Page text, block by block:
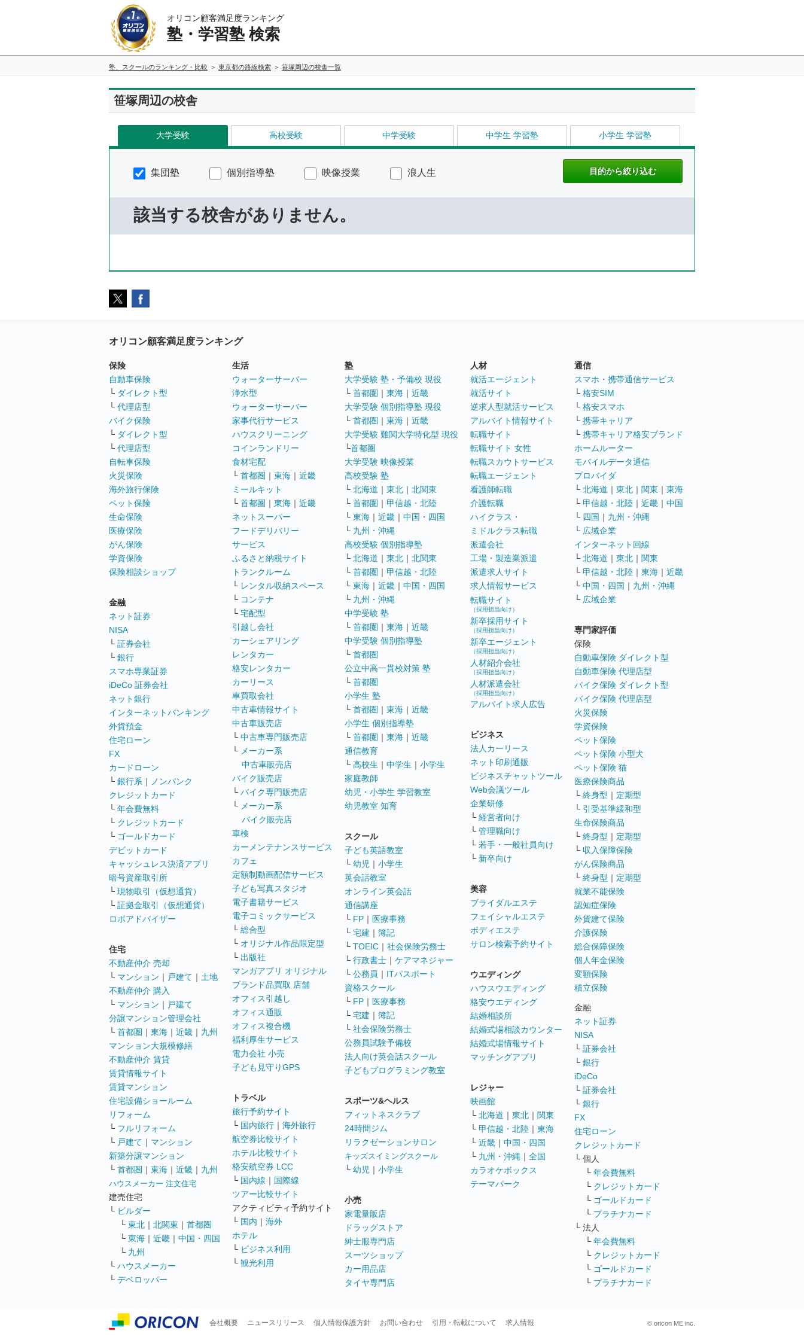
オリコン顧客満足度ランキング
塾・学習塾 検索
塾、スクールのランキング・比較 東京都の路線検索 笹塚周辺の校舎一覧
笹塚周辺の校舎
大学受験 高校受験 中学受験 中学生 学習塾 小学生 学習塾
集団塾 個別指導塾 映像授業 浪人生
該当する校舎がありません。
オリコン顧客満足度ランキング
保険
自動車保険
└ ダイレクト型
└ 代理店型
バイク保険
└ ダイレクト型
└ 代理店型
自転車保険
火災保険
海外旅行保険
ペット保険
生命保険
医療保険
がん保険
学資保険
保険相談ショップ
金融
ネット証券
NISA
└ 証券会社
└ 銀行
スマホ専業証券
iDeCo 証券会社
ネット銀行
インターネットバンキング
外貨預金
住宅ローン
FX
カードローン
└ 銀行系 ｜
ノンバンク
クレジットカード
└ 年会費無料
└ クレジットカード
└ ゴールドカード
デビットカード
キャッシュレス決済アプリ
暗号資産取引所
└ 現物取引（仮想通貨）
└ 証拠金取引（仮想通貨）
ロボアドバイザー
住宅
不動産仲介 売却
└ マンション ｜ 戸建て ｜ 土地
不動産仲介 購入
└ マンション ｜ 戸建て
分譲マンション管理会社
└ 首都圏 ｜ 東海 ｜ 近畿 ｜ 九州
マンション大規模修繕
不動産仲介 賃貸
賃貸情報サイト
賃貸マンション
住宅設備ショールーム
リフォーム
└ フルリフォーム
└ 戸建て ｜ マンション
新築分譲マンション
└ 首都圏 ｜ 東海 ｜ 近畿 ｜ 九州
ハウスメーカー 注文住宅
建売住宅
└ ビルダー
└ 東北 ｜ 北関東 ｜ 首都圏
└ 東海 ｜ 近畿 ｜ 中国・四国
└ 九州
└ ハウスメーカー
└ デベロッパー
生活
ウォーターサーバー
浄水型
ウォーターサーバー
家事代行サービス
ハウスクリーニング
コインランドリー
食材宅配
└ 首都圏 ｜ 東海 ｜ 近畿
ミールキット
└ 首都圏 ｜ 東海 ｜ 近畿
ネットスーパー
フードデリバリー
サービス
ふるさと納税サイト
トランクルーム
└ レンタル収納スペース
└ コンテナ
└ 宅配型
引越し会社
カーシェアリング
レンタカー
格安レンタカー
カーリース
車買取会社
中古車情報サイト
中古車販売店
└ 中古車専門販売店
└ メーカー系
中古車販売店
バイク販売店
└ バイク専門販売店
└ メーカー系
バイク販売店
車検
カーメンテナンスサービス
カフェ
定額制動画配信サービス
子ども写真スタジオ
電子書籍サービス
電子コミックサービス
└ 総合型
└ オリジナル作品限定型
└ 出版社
マンガアプリ オリジナル
ブランド品買取 店舗
オフィス引越し
オフィス通販
オフィス複合機
福利厚生サービス
電力会社 小売
子ども見守りGPS
トラベル
旅行予約サイト
└ 国内旅行 ｜ 海外旅行
航空券比較サイト
ホテル比較サイト
格安航空券 LCC
└ 国内線 ｜ 国際線
ツアー比較サイト
アクティビティ予約サイト
└ 国内 ｜ 海外
ホテル
└ ビジネス利用
└ 観光利用
塾
大学受験 塾・予備校 現役
└ 首都圏 ｜ 東海 ｜ 近畿
大学受験 個別指導塾 現役
└ 首都圏 ｜ 東海 ｜ 近畿
大学受験 難関大学特化型 現役
└首都圏
大学受験 映像授業
高校受験 塾
└ 北海道 ｜ 東北 ｜ 北関東
└ 首都圏 ｜ 甲信越・北陸
└ 東海 ｜ 近畿 ｜ 中国・四国
└ 九州・沖縄
高校受験 個別指導塾
└ 北海道 ｜ 東北 ｜ 北関東
└ 首都圏 ｜ 甲信越・北陸
└ 東海 ｜ 近畿 ｜ 中国・四国
└ 九州・沖縄
中学受験 塾
└ 首都圏 ｜ 東海 ｜ 近畿
中学受験 個別指導塾
└ 首都圏
公立中高一貫校対策 塾
└ 首都圏
小学生 塾
└ 首都圏 ｜ 東海 ｜ 近畿
小学生 個別指導塾
└ 首都圏 ｜ 東海 ｜ 近畿
通信教育
└ 高校生 ｜ 中学生 ｜ 小学生
家庭教師
幼児・小学生 学習教室
幼児教室 知育
スクール
子ども英語教室
└ 幼児 ｜ 小学生
英会話教室
オンライン英会話
通信講座
└ FP ｜ 医療事務
└ 宅建 ｜ 簿記
└ TOEIC ｜ 社会保険労務士
└ 行政書士 ｜ ケアマネジャー
└ 公務員 ｜ ITパスポート
資格スクール
└ FP ｜ 医療事務
└ 宅建 ｜ 簿記
└ 社会保険労務士
公務員試験予備校
法人向け英会話スクール
子どもプログラミング教室
スポーツ&ヘルス
フィットネスクラブ
24時間ジム
リラクゼーションサロン
キッズスイミングスクール
└ 幼児 ｜ 小学生
小売
家電量販店
ドラッグストア
紳士服専門店
スーツショップ
カー用品店
タイヤ専門店
人材
就活エージェント
就活サイト
逆求人型就活サービス
アルバイト情報サイト
転職サイト
転職サイト 女性
転職スカウトサービス
転職エージェント
看護師転職
介護転職
ハイクラス・
ミドルクラス転職
派遣会社
工場・製造業派遣
派遣求人サイト
求人情報サービス
転職サイト
（採用担当向け）
新卒採用サイト
（採用担当向け）
新卒エージェント
（採用担当向け）
人材紹介会社
（採用担当向け）
人材派遣会社
（採用担当向け）
アルバイト求人広告
ビジネス
法人カーリース
ネット印刷通販
ビジネスチャットツール
Web会議ツール
企業研修
└ 経営者向け
└ 管理職向け
└ 若手・一般社員向け
└ 新卒向け
美容
ブライダルエステ
フェイシャルエステ
ボディエステ
サロン検索予約サイト
ウエディング
ハウスウエディング
格安ウエディング
結婚相談所
結婚式場相談カウンター
結婚式場情報サイト
マッチングアプリ
レジャー
映画館
└ 北海道 ｜ 東北 ｜ 関東
└ 甲信越・北陸 ｜ 東海
└ 近畿 ｜ 中国・四国
└ 九州・沖縄 ｜ 全国
カラオケボックス
テーマパーク
通信
スマホ・携帯通信サービス
└ 格安SIM
└ 格安スマホ
└ 携帯キャリア
└ 携帯キャリア格安ブランド
ホームルーター
モバイルデータ通信
プロバイダ
└ 北海道 ｜ 東北 ｜ 関東 ｜ 東海
└ 甲信越・北陸 ｜ 近畿 ｜ 中国
└ 四国 ｜ 九州・沖縄
└ 広域企業
インターネット回線
└ 北海道 ｜ 東北 ｜ 関東
└ 甲信越・北陸 ｜ 東海 ｜ 近畿
└ 中国・四国 ｜ 九州・沖縄
└ 広域企業
専門家評価
保険
自動車保険 ダイレクト型
自動車保険 代理店型
バイク保険 ダイレクト型
バイク保険 代理店型
火災保険
学資保険
ペット保険
ペット保険 小型犬
ペット保険 猫
医療保険商品
└ 終身型 ｜ 定期型
└ 引受基準緩和型
生命保険商品
└ 終身型 ｜ 定期型
└ 収入保障保険
がん保険商品
└ 終身型 ｜ 定期型
就業不能保険
認知症保険
外貨建て保険
介護保険
総合保障保険
個人年金保険
変額保険
積立保険
金融
ネット証券
NISA
└ 証券会社
└ 銀行
iDeCo
└ 証券会社
└ 銀行
FX
住宅ローン
クレジットカード
└ 個人
└ 年会費無料
└ クレジットカード
└ ゴールドカード
└ プラチナカード
└ 法人
└ 年会費無料
└ クレジットカード
└ ゴールドカード
└ プラチナカード
会社概要 ニュースリリース 個人情報保護方針 お問い合わせ 引用・転載について 求人情報 © oricon ME inc.